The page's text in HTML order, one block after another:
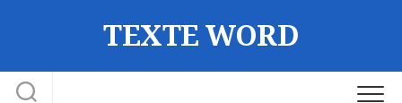
TEXTE WORD